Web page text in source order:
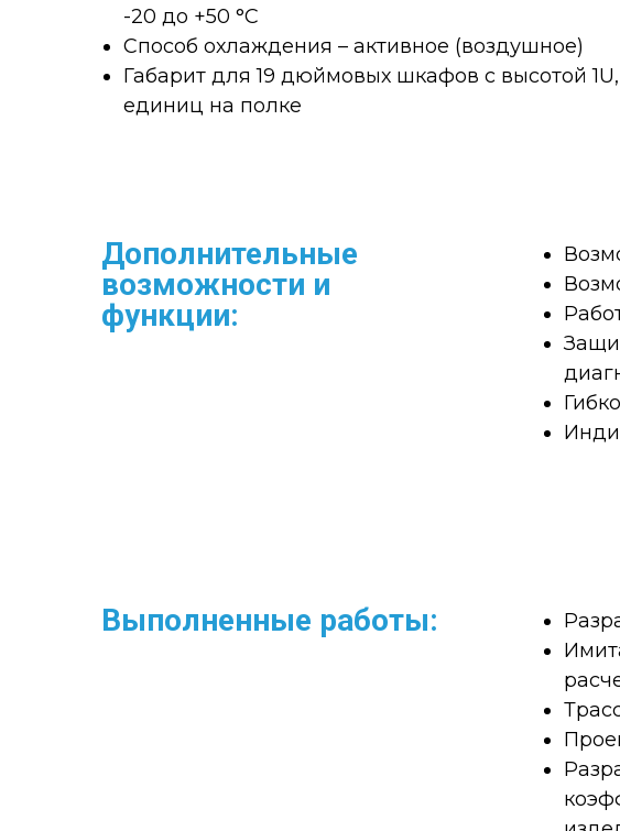
-20 до +50 °C
Способ охлаждения – активное (воздушное)
Габарит для 19 дюймовых шкафов с высотой
единиц на полке
Дополнительные
возможности и
функции:
Выполненные работы: